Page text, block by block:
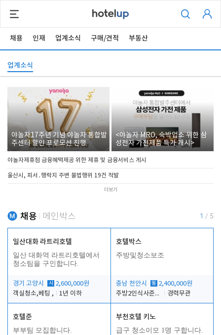
채용 인재 업계소식 구매/견적 부동산
업계소식
야놀자17주년 기념 야놀자 통합발
주센터 할인 프로모션 진행
<야놀자 MRO, 숙박업소 위한 삼
성전자 가전제품 특가 개시>
야놀자제휴점 금융혜택제공 위한 제휴 및 금융서비스 게시
울산시, 피서․행락지 주변 불법행위 19건 적발
더보기
채용 메인박스 1 / 5
일산대화 라트리호텔
일산 대화역 라트리호텔에서
청소팀을 구인합니다.
경기 고양시 시
2,600,000원
객실청소,베팅 ,
1년 이하
호텔박스
주방및청소보조
충남 천안시 월 2,400,000원
주방2인식사준비및청소린렌보조
경력무관
호텔준
부부팀 모집합니다.
부천호텔 키노
급구 청소이모 1명 구합니다.